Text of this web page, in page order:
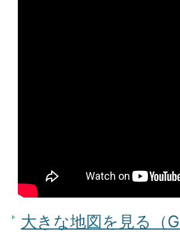
大きな地図を見る（